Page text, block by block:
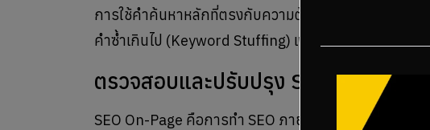
การใช้คำค้นหาหลักที่ตรงกับความต้องการของผู้ใช้จะทำ
คำซ้ำเกินไป (Keyword Stuffing) เพราะอาจทำให้
ตรวจสอบและปรับปรุง SEO On-Page
SEO On-Page คือการทำ SEO ภายในเว็บไซต์ เช่น การตั้